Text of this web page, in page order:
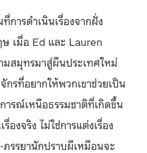
ารดำเนินเรื่องจากฝั่ง
เมื่อ Ed และ Lauren
มสมุทรมาสู่ผืนประเทศใหม่
กรที่อยากให้พวกเขาช่วยเป็น
ารณ์เหนือธรรมชาติที่เกิดขึ้น
งจริง ไม่ใช่การแต่งเรื่อง
ภรรยานักปราบผีเหมือนจะ